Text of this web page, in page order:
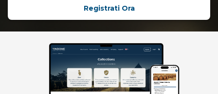
Registrati Ora